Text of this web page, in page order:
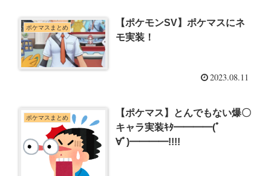
ポケマスまとめ
【ポケモンSV】ポケマスにネ
モ実装！
2023.08.11
ポケマスまとめ
【ポケマス】とんでもない爆〇
キャラ実装ｷﾀ━━━━(ﾟ
∀ﾟ)━━━━!!!!